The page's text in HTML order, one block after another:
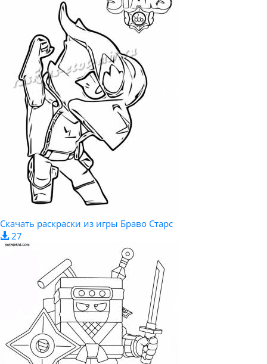
Скачать раскраски из игры Браво Старс
27